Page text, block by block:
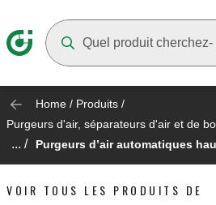
Home / Produits /
Purgeurs d'air, séparateurs d'air et de
... / Purgeurs d’air automatiques
VOIR TOUS LES PRODUITS DE